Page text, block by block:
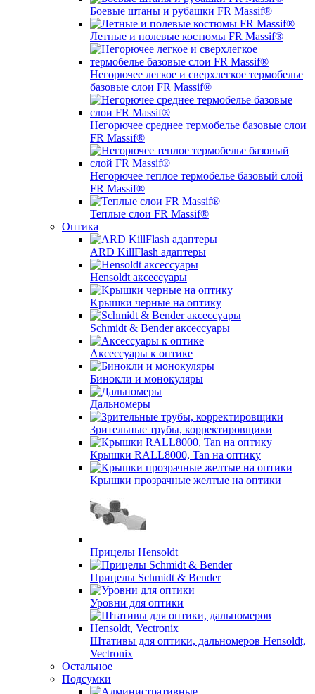
Боевые штаны и рубашки FR Massif®
Летные и полевые костюмы FR Massif®
Негорючее легкое и сверхлегкое термобелье
базовые слои FR Massif®
Негорючее среднее термобелье базовые слои
FR Massif®
Негорючее теплое термобелье базовый слой
FR Massif®
Теплые слои FR Massif®
Оптика
ARD KillFlash адаптеры
Hensoldt аксессуары
Kрышки черные на оптику
Schmidt & Bender аксессуары
Аксессуары к оптике
Бинокли и монокуляры
Дальномеры
Зрительные трубы, корректировщики
Крышки RALL8000, Tan на оптику
Крышки прозрачные желтые на оптики
Прицелы Hensoldt
Прицелы Schmidt & Bender
Уровни для оптики
Штативы для оптики, дальномеров Hensoldt,
Vectronix
Остальное
Подсумки